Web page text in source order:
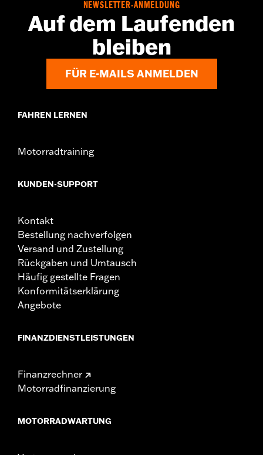
NEWSLETTER-ANMELDUNG
Auf dem Laufenden
bleiben
FÜR E-MAILS ANMELDEN
FAHREN LERNEN
Motorradtraining
KUNDEN-SUPPORT
Kontakt
Bestellung nachverfolgen
Versand und Zustellung
Rückgaben und Umtausch
Häufig gestellte Fragen
Konformitätserklärung
Angebote
FINANZDIENSTLEISTUNGEN
Finanzrechner
Motorradfinanzierung
MOTORRADWARTUNG